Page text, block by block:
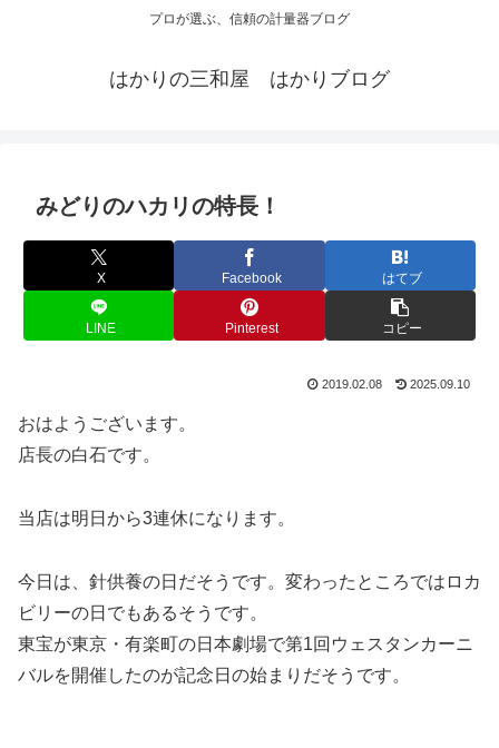
プロが選ぶ、信頼の計量器ブログ
はかりの三和屋 はかりブログ
みどりのハカリの特長！
X Facebook はてブ
LINE Pinterest コピー
2019.02.08 2025.09.10
おはようございます。
店長の白石です。
当店は明日から3連休になります。
今日は、針供養の日だそうです。変わったところではロカ
ビリーの日でもあるそうです。
東宝が東京・有楽町の日本劇場で第1回ウェスタンカーニ
バルを開催したのが記念日の始まりだそうです。